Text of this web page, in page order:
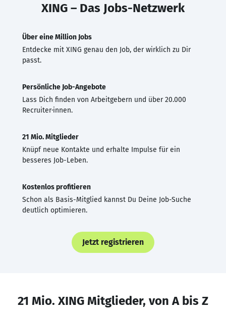
XING – Das Jobs-Netzwerk
Über eine Million Jobs
Entdecke mit XING genau den Job, der wirklich zu Dir
passt.
Persönliche Job-Angebote
Lass Dich finden von Arbeitgebern und über 20.000
Recruiter·innen.
21 Mio. Mitglieder
Knüpf neue Kontakte und erhalte Impulse für ein
besseres Job-Leben.
Kostenlos profitieren
Schon als Basis-Mitglied kannst Du Deine Job-Suche
deutlich optimieren.
Jetzt registrieren
21 Mio. XING Mitglieder, von A bis Z